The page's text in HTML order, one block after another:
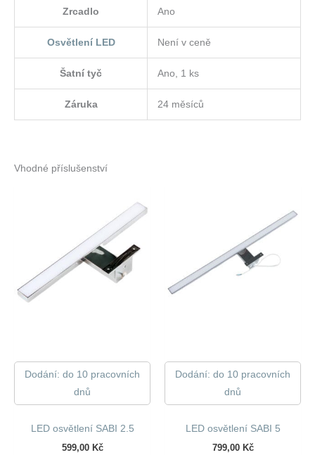
Zrcadlo Ano
Osvětlení LED Není v ceně
Šatní tyč Ano, 1 ks
Záruka 24 měsíců
Vhodné příslušenství
Dodání: do 10 pracovních
dnů
LED osvětlení SABI 2.5
599,00 Kč
Dodání: do 10 pracovních
dnů
LED osvětlení SABI 5
799,00 Kč